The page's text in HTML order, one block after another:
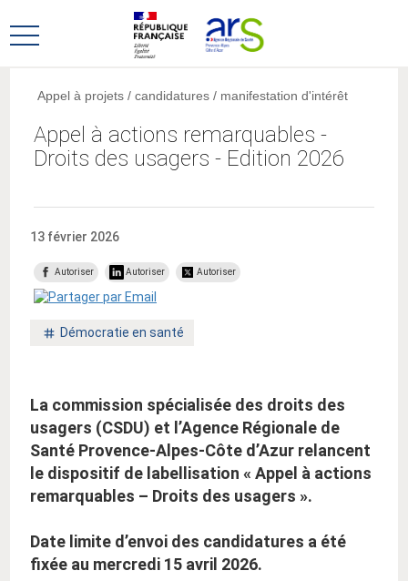
au
menu
au
contenu
Ouvrir
principal
Appel à actions remarquables -
Droits des usagers - Edition 2026
Appel à projets / candidatures / manifestation d'intérêt
13 février 2026
Autoriser Autoriser Autoriser
Mot
Démocratie en santé
La commission spécialisée des droits des
usagers (CSDU) et l’Agence Régionale de
Santé Provence-Alpes-Côte d’Azur relancent
le dispositif de labellisation « Appel à actions
remarquables – Droits des usagers ».
Date limite d’envoi des candidatures a été
fixée au mercredi 15 avril 2026.